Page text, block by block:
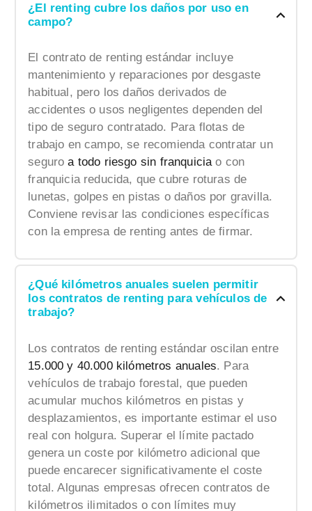
¿El renting cubre los daños por uso en
campo?
El contrato de renting estándar incluye
mantenimiento y reparaciones por desgaste
habitual, pero los daños derivados de
accidentes o usos negligentes dependen del
tipo de seguro contratado. Para flotas de
trabajo en campo, se recomienda contratar un
seguroa todo riesgo sin franquiciao con
franquicia reducida, que cubre roturas de
lunetas, golpes en pistas o daños por gravilla.
Conviene revisar las condiciones específicas
con la empresa de renting antes de firmar.
¿Qué kilómetros anuales suelen permitir
los contratos de renting para vehículos de
trabajo?
Los contratos de renting estándar oscilan entre
15.000 y 40.000 kilómetros anuales. Para
vehículos de trabajo forestal, que pueden
acumular muchos kilómetros en pistas y
desplazamientos, es importante estimar el uso
real con holgura. Superar el límite pactado
genera un coste por kilómetro adicional que
puede encarecer significativamente el coste
total. Algunas empresas ofrecen contratos de
kilómetros ilimitados o con límites muy